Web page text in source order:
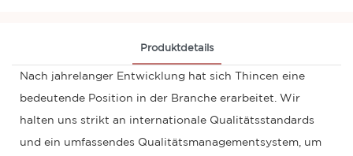
Produktdetails
Nach jahrelanger Entwicklung hat sich Thincen eine
bedeutende Position in der Branche erarbeitet. Wir
halten uns strikt an internationale Qualitätsstandards
und ein umfassendes Qualitätsmanagementsystem, um